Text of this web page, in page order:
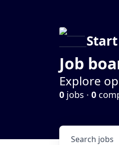
Job
Explore
0 jobs · 0
Search jobs